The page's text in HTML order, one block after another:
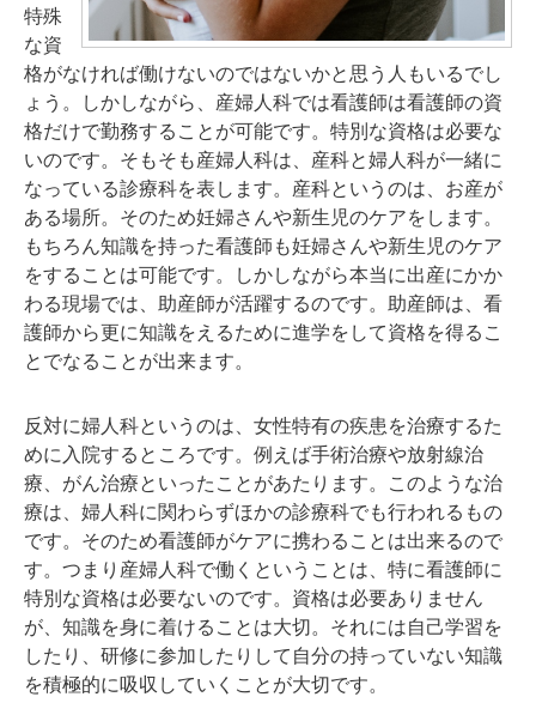
特殊
な資
格がなければ働けないのではないかと思う人もいるでし
ょう。しかしながら、産婦人科では看護師は看護師の資
格だけで勤務することが可能です。特別な資格は必要な
いのです。そもそも産婦人科は、産科と婦人科が一緒に
なっている診療科を表します。産科というのは、お産が
ある場所。そのため妊婦さんや新生児のケアをします。
もちろん知識を持った看護師も妊婦さんや新生児のケア
をすることは可能です。しかしながら本当に出産にかか
わる現場では、助産師が活躍するのです。助産師は、看
護師から更に知識をえるために進学をして資格を得るこ
とでなることが出来ます。
反対に婦人科というのは、女性特有の疾患を治療するた
めに入院するところです。例えば手術治療や放射線治
療、がん治療といったことがあたります。このような治
療は、婦人科に関わらずほかの診療科でも行われるもの
です。そのため看護師がケアに携わることは出来るので
す。つまり産婦人科で働くということは、特に看護師に
特別な資格は必要ないのです。資格は必要ありません
が、知識を身に着けることは大切。それには自己学習を
したり、研修に参加したりして自分の持っていない知識
を積極的に吸収していくことが大切です。